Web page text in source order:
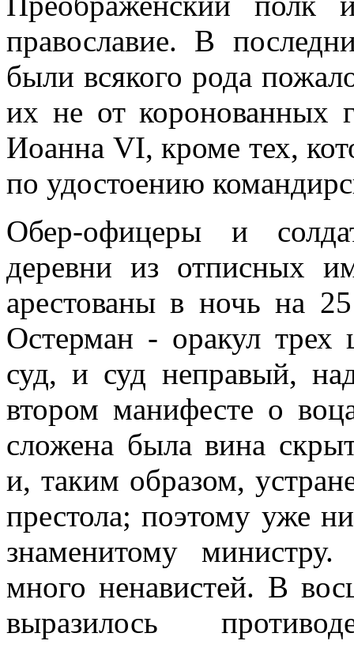
православие. В
были всякого рода
их не от коронованных
Иоанна VI, кроме тех,
по удостоению
Обер-офицеры и
деревни из отписных
арестованы в ночь на
Остерман - оракул трех
суд, и суд неправый,
втором манифесте о
сложена была вина
и, таким образом,
престола; поэтому уже
знаменитому
много ненавистей. В
выразилось